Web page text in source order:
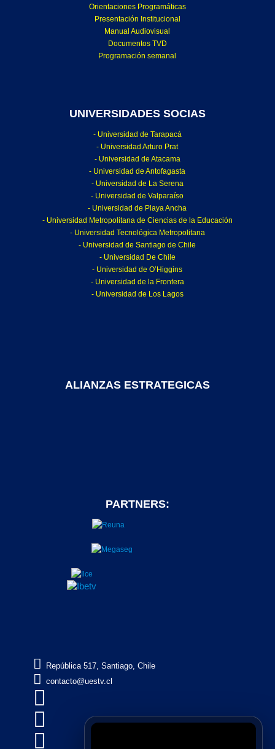
Orientaciones Programáticas
Presentación Institucional
Manual Audiovisual
Documentos TVD
Programación semanal
UNIVERSIDADES SOCIAS
- Universidad de Tarapacá
- Universidad Arturo Prat
- Universidad de Atacama
- Universidad de Antofagasta
- Universidad de La Serena
- Universidad de Valparaíso
- Universidad de Playa Ancha
- Universidad Metropolitana de Ciencias de la Educación
- Universidad Tecnológica Metropolitana
- Universidad de Santiago de Chile
- Universidad De Chile
- Universidad de O’Higgins
- Universidad de la Frontera
- Universidad de Los Lagos
ALIANZAS ESTRATEGICAS
PARTNERS:
 República 517, Santiago, Chile
 contacto@uestv.cl


